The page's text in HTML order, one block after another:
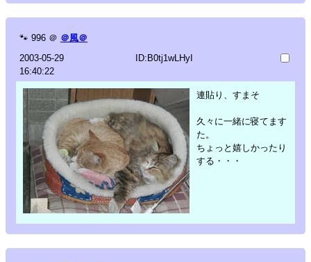
🐾 996 ＠ ＠風＠
2003-05-29
16:40:22
ID:B0tj1wLHyI
連貼り、すまそ
久々に一緒に寝てます
た。
ちょっと嬉しかったり
する・・・